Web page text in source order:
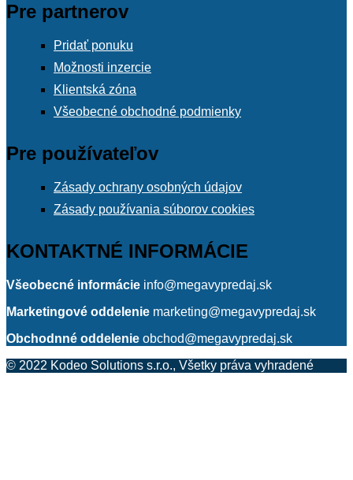
Pre partnerov
Pridať ponuku
Možnosti inzercie
Klientská zóna
Všeobecné obchodné podmienky
Pre používateľov
Zásady ochrany osobných údajov
Zásady používania súborov cookies
KONTAKTNÉ INFORMÁCIE
Všeobecné informácie info@megavypredaj.sk
Marketingové oddelenie marketing@megavypredaj.sk
Obchodnné oddelenie obchod@megavypredaj.sk
© 2022 Kodeo Solutions s.r.o., Všetky práva vyhradené